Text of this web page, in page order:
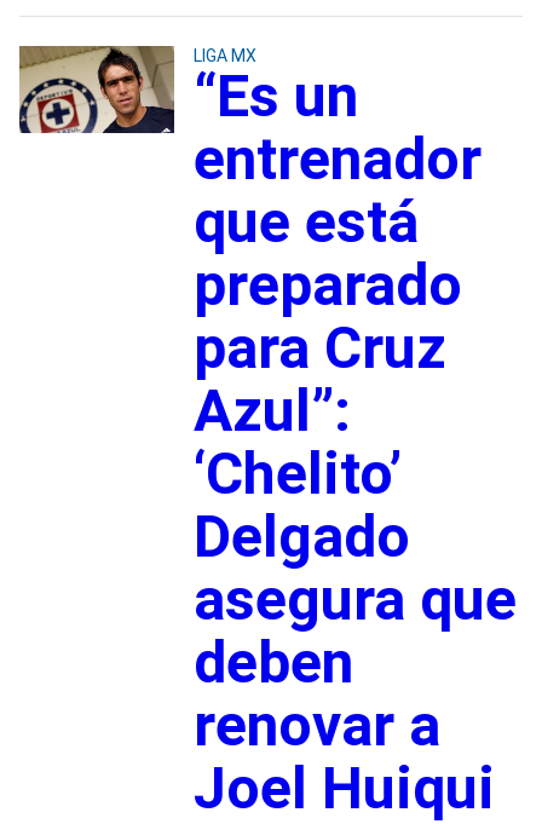
LIGA MX
“Es un
entrenador
que está
preparado
para Cruz
Azul”:
‘Chelito’
Delgado
asegura que
deben
renovar a
Joel Huiqui